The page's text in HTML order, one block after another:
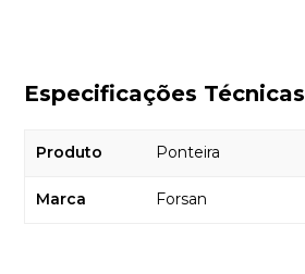
Especificações Técnicas
Produto Ponteira
Marca Forsan